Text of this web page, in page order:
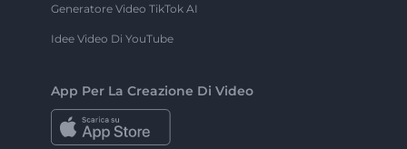
Generatore Video TikTok AI
Idee Video Di YouTube
App Per La Creazione Di Video